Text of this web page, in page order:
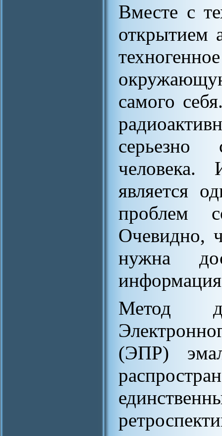
Вместе с
открытием
самого
серьезно
человека.
является
проблем
Очевидно,
нужна
Метод
(ЭПР)